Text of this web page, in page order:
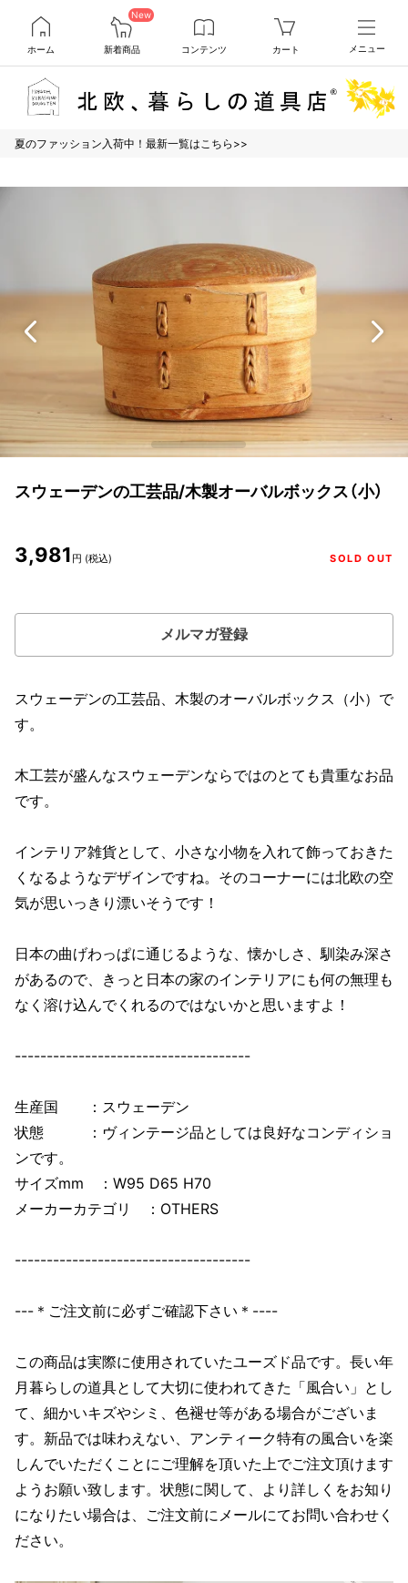
ホーム
New
新着商品 コンテンツ カート メニュー
夏のファッション入荷中！最新一覧はこちら>>
スウェーデンの工芸品/木製オーバルボックス（小）
3,981 円 (税込) SOLD OUT
メルマガ登録
スウェーデンの工芸品、木製のオーバルボックス（小）で
す。
木工芸が盛んなスウェーデンならではのとても貴重なお品
です。
インテリア雑貨として、小さな小物を入れて飾っておきた
くなるようなデザインですね。そのコーナーには北欧の空
気が思いっきり漂いそうです！
日本の曲げわっぱに通じるような、懐かしさ、馴染み深さ
があるので、きっと日本の家のインテリアにも何の無理も
なく溶け込んでくれるのではないかと思いますよ！
-------------------------------------
生産国 ：スウェーデン
状態 ：ヴィンテージ品としては良好なコンディショ
ンです。
サイズmm ：W95 D65 H70
メーカーカテゴリ ：OTHERS
-------------------------------------
---＊ご注文前に必ずご確認下さい＊----
この商品は実際に使用されていたユーズド品です。長い年
月暮らしの道具として大切に使われてきた「風合い」とし
て、細かいキズやシミ、色褪せ等がある場合がございま
す。新品では味わえない、アンティーク特有の風合いを楽
しんでいただくことにご理解を頂いた上でご注文頂けます
ようお願い致します。状態に関して、より詳しくをお知り
になりたい場合は、ご注文前にメールにてお問い合わせく
ださい。